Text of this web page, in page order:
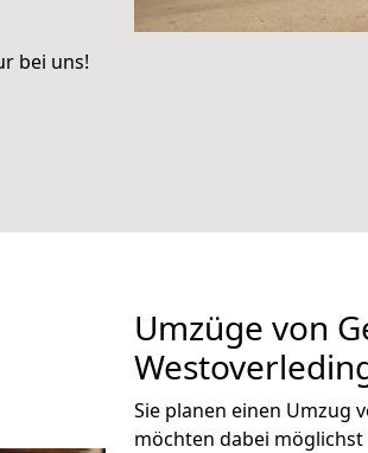
bei uns!
Umzüge von
Sie planen einen Umzug
möchten dabei möglichst